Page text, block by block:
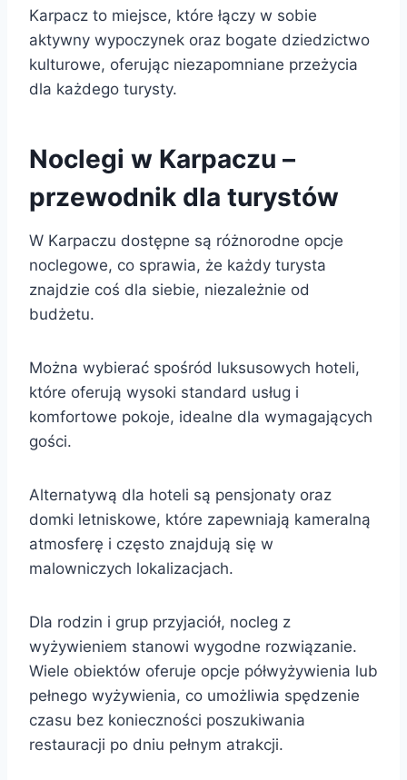
Karpacz to miejsce, które łączy w sobie
aktywny wypoczynek oraz bogate dziedzictwo
kulturowe, oferując niezapomniane przeżycia
dla każdego turysty.
Noclegi w Karpaczu –
przewodnik dla turystów
W Karpaczu dostępne są różnorodne opcje
noclegowe, co sprawia, że każdy turysta
znajdzie coś dla siebie, niezależnie od
budżetu.
Można wybierać spośród luksusowych hoteli,
które oferują wysoki standard usług i
komfortowe pokoje, idealne dla wymagających
gości.
Alternatywą dla hoteli są pensjonaty oraz
domki letniskowe, które zapewniają kameralną
atmosferę i często znajdują się w
malowniczych lokalizacjach.
Dla rodzin i grup przyjaciół, nocleg z
wyżywieniem stanowi wygodne rozwiązanie.
Wiele obiektów oferuje opcje półwyżywienia lub
pełnego wyżywienia, co umożliwia spędzenie
czasu bez konieczności poszukiwania
restauracji po dniu pełnym atrakcji.